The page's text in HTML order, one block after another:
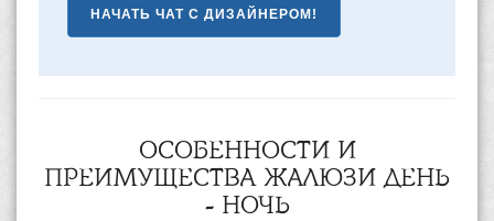
НАЧАТЬ ЧАТ С ДИЗАЙНЕРОМ!
ОСОБЕННОСТИ И
ПРЕИМУЩЕСТВА ЖАЛЮЗИ ДЕНЬ
- НОЧЬ